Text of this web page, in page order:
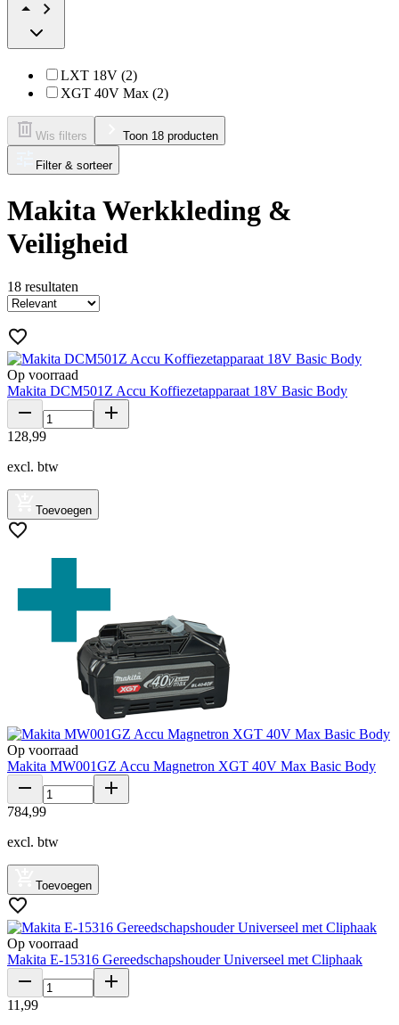
LXT 18V (2)
XGT 40V Max (2)
Wis filters Toon 18 producten
Filter & sorteer
Makita Werkkleding &
Veiligheid
18 resultaten
Op voorraad
Makita DCM501Z Accu Koffiezetapparaat 18V Basic Body
128,99
excl. btw
Toevoegen
Op voorraad
Makita MW001GZ Accu Magnetron XGT 40V Max Basic Body
784,99
excl. btw
Toevoegen
Op voorraad
Makita E-15316 Gereedschapshouder Universeel met Cliphaak
11 ,99